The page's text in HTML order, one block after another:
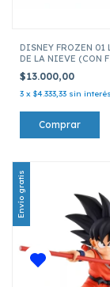
DISNEY FROZEN 01
DE LA NIEVE (CON
$13.000,00
3 x $4.333,33 sin interés
Envío gratis